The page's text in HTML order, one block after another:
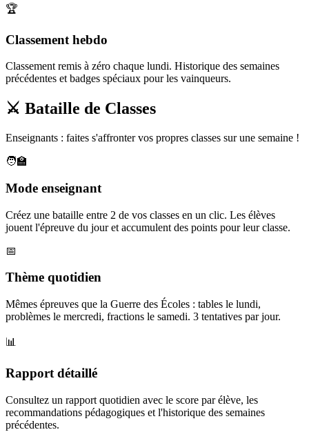
🏆
Classement hebdo
Classement remis à zéro chaque lundi. Historique des semaines
précédentes et badges spéciaux pour les vainqueurs.
⚔️ Bataille de Classes
Enseignants : faites s'affronter vos propres classes sur une semaine !
🧑‍🏫
Mode enseignant
Créez une bataille entre 2 de vos classes en un clic. Les élèves
jouent l'épreuve du jour et accumulent des points pour leur classe.
📅
Thème quotidien
Mêmes épreuves que la Guerre des Écoles : tables le lundi,
problèmes le mercredi, fractions le samedi. 3 tentatives par jour.
📊
Rapport détaillé
Consultez un rapport quotidien avec le score par élève, les
recommandations pédagogiques et l'historique des semaines
précédentes.